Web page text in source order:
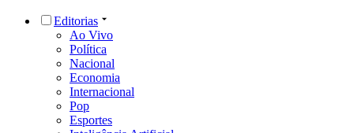
Editorias
Ao Vivo
Política
Nacional
Economia
Internacional
Pop
Esportes